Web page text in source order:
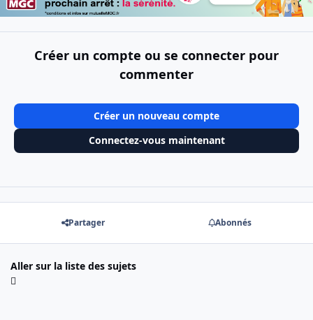
Créer un compte ou se connecter pour
commenter
Créer un nouveau compte
Connectez-vous maintenant
Partager Abonnés
Aller sur la liste des sujets